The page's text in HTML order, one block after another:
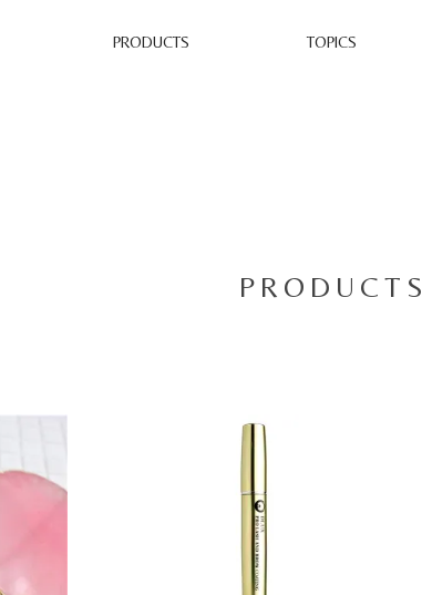
PRODUCTS TOPICS
PRODUCTS